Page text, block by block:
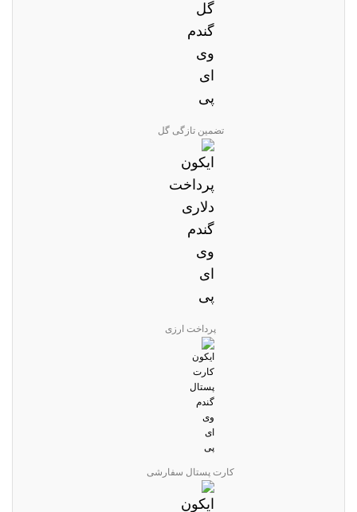
تضمین تازگی گل
پرداخت ارزی
کارت پستال سفارشی